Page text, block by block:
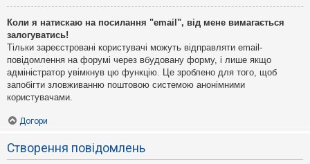
Коли я натискаю на посилання "email", від мене вимагається
залогуватись!
Тільки зареєстровані користувачі можуть відправляти email-
повідомлення на форумі через вбудовану форму, і лише якщо
адміністратор увімкнув цю функцію. Це зроблено для того, щоб
запобігти зловживанню поштовою системою анонімними
користувачами.
Догори
Створення повідомлень